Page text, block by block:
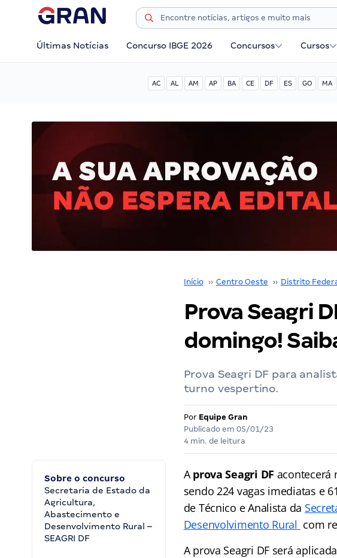
Últimas Notícias Concurso IBGE 2026 Concursos Cursos
AC AL AM AP BA CE DF ES GO MA
Início ›› Centro Oeste ›› Distrito
Prova Seagri
domingo!
Prova Seagri DF para
turno vespertino.
Por Equipe Gran
Publicado em 05/01/23
4 min. de leitura
Sobre o concurso
Secretaria de Estado da
Agricultura,
Abastecimento e
Desenvolvimento Rural –
SEAGRI DF
Aprova Seagri DF acontecerá
sendo 224 vagas imediatas e
de Técnico e Analista da
Desenvolvimento Rural com
A prova Seagri DF será